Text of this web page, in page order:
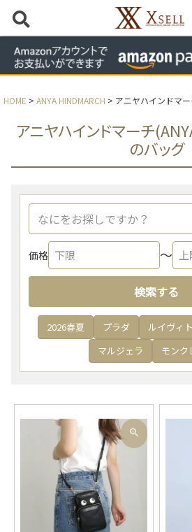
HOME ANYA HINDMARCH アニヤハインドマー
アニヤハインドマーチ
のバッグ
価格 〜
検索する
2026春夏 プラダ ルイヴィ
マルジェラ
モンク